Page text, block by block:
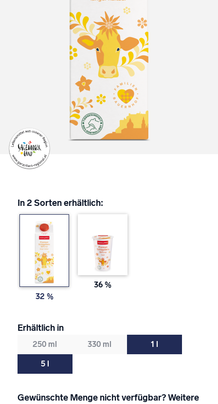
In 2 Sorten erhältlich:
32 %
36 %
Erhältlich in
250 ml 330 ml 1 l
5 l
Gewünschte Menge nicht verfügbar? Weitere